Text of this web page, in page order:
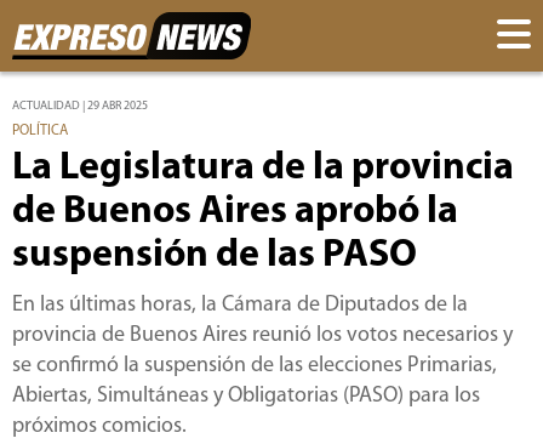
ACTUALIDAD | 29 ABR 2025
POLÍTICA
La Legislatura de la provincia
de Buenos Aires aprobó la
suspensión de las PASO
En las últimas horas, la Cámara de Diputados de la
provincia de Buenos Aires reunió los votos necesarios y
se confirmó la suspensión de las elecciones Primarias,
Abiertas, Simultáneas y Obligatorias (PASO) para los
próximos comicios.